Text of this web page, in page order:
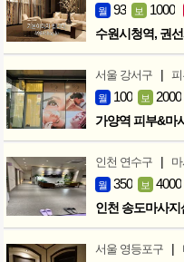
월 93 보 1000
수원시청역, 권
서울 강서구 |
월 100 보 2000
가양역 피부&마
인천 연수구 |
월 350 보 4000
인천 송도마사지
서울 영등포구 |